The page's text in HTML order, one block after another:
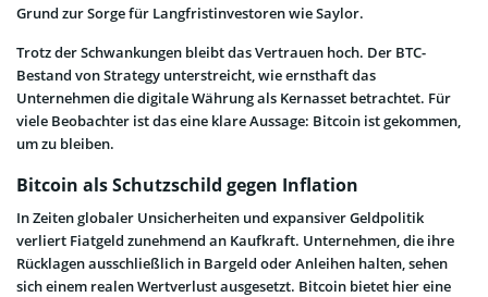
Grund zur Sorge für Langfristinvestoren wie Saylor.
Trotz der Schwankungen bleibt das Vertrauen hoch. Der BTC-
Bestand von Strategy unterstreicht, wie ernsthaft das
Unternehmen die digitale Währung als Kernasset betrachtet. Für
viele Beobachter ist das eine klare Aussage: Bitcoin ist gekommen,
um zu bleiben.
Bitcoin als Schutzschild gegen Inflation
In Zeiten globaler Unsicherheiten und expansiver Geldpolitik
verliert Fiatgeld zunehmend an Kaufkraft. Unternehmen, die ihre
Rücklagen ausschließlich in Bargeld oder Anleihen halten, sehen
sich einem realen Wertverlust ausgesetzt. Bitcoin bietet hier eine